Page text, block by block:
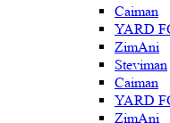
Caiman
YARD
ZimAni
Steviman
Caiman
YARD
ZimAni